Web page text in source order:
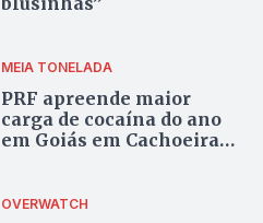
MEIA TONELADA
PRF apreende maior
carga de cocaína do ano
em Goiás em Cachoeira
OVERWATCH